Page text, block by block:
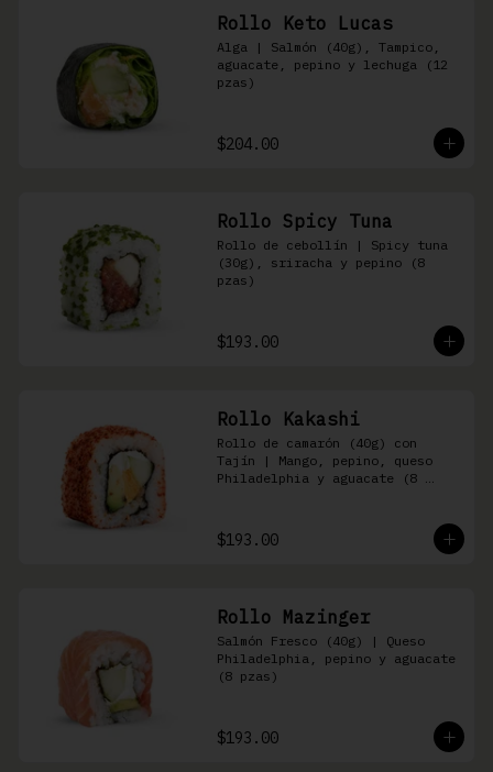
Rollo Keto Lucas
Alga | Salmón (40g), Tampico,
aguacate, pepino y lechuga (12
pzas)
$204.00
Rollo Spicy Tuna
Rollo de cebollín | Spicy tuna
(30g), sriracha y pepino (8
pzas)
$193.00
Rollo Kakashi
Rollo de camarón (40g) con
Tajín | Mango, pepino, queso
Philadelphia y aguacate (8
$193.00
Rollo Mazinger
Salmón Fresco (40g) | Queso
Philadelphia, pepino y aguacate
(8 pzas)
$193.00